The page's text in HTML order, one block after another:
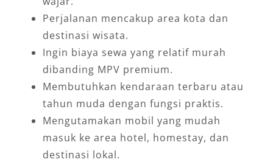
Perjalanan mencakup area kota dan
destinasi wisata.
Ingin biaya sewa yang relatif murah
dibanding MPV premium.
Membutuhkan kendaraan terbaru atau
tahun muda dengan fungsi praktis.
Mengutamakan mobil yang mudah
masuk ke area hotel, homestay, dan
destinasi lokal.